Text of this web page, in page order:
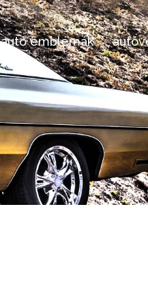
autó emblémák